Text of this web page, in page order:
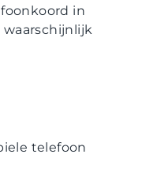
in
waarschijnlijk
telefoon